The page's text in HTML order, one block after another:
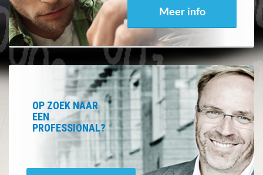
Meer info
OP ZOEK NAAR
EEN
PROFESSIONAL?